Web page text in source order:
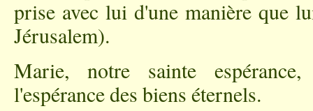
prise avec lui d'une manière que
Jérusalem).
Marie, notre sainte
l'espérance des biens éternels.